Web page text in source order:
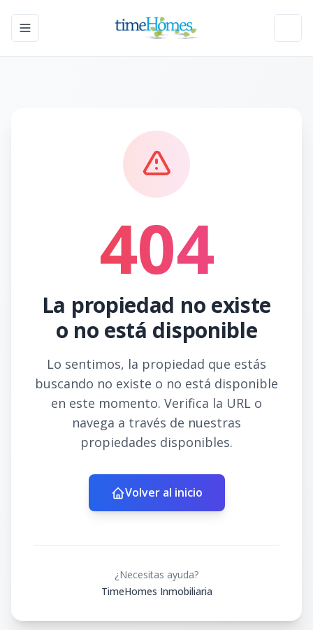
Toggle navigation menu
404
La propiedad no existe
o no está disponible
Lo sentimos, la propiedad que estás
buscando no existe o no está disponible
en este momento. Verifica la URL o
navega a través de nuestras
propiedades disponibles.
Volver al inicio
¿Necesitas ayuda?
TimeHomes Inmobiliaria